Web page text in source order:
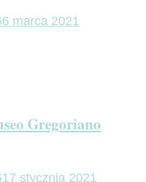
6 marca 2021
Gregoriano
17 stycznia 2021